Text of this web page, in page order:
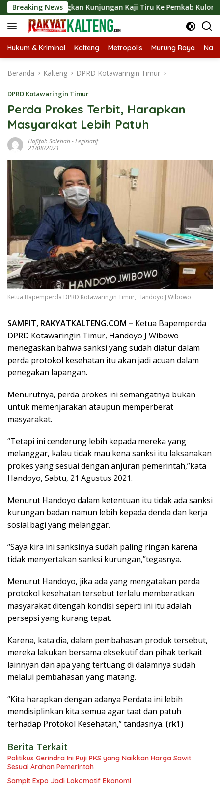
Langsung
ke
konten
Breaking News
Kunjungan Kaji Tiru Ke Pemkab Kulon Progo
Hukum & Kriminal Kalteng Metropolis Murung Raya
Beranda Kalteng DPRD Kotawaringin Timur
DPRD Kotawaringin Timur
Perda Prokes Terbit, Harapkan
Masyarakat Lebih Patuh
Hafifah Solehah -Legislatif
21/08/2021
Ketua Bapemperda DPRD Kotawaringin Timur, Handoyo J Wibowo
SAMPIT, RAKYATKALTENG.COM – Ketua Bapemperda
DPRD Kotawaringin Timur, Handoyo J Wibowo
menegaskan bahwa sanksi yang sudah diatur dalam
perda protokol kesehatan itu akan jadi acuan dalam
penegakan lapangan.
Menurutnya, perda prokes ini semangatnya bukan
untuk memenjarakan ataupun memperberat
masyarakat.
“Tetapi ini cenderung lebih kepada mereka yang
melanggar, kalau tidak mau kena sanksi itu laksanakan
prokes yang sesuai dengan anjuran pemerintah,”kata
Handoyo, Sabtu, 21 Agustus 2021.
Menurut Handoyo dalam ketentuan itu tidak ada sanksi
kurungan badan namun lebih kepada denda dan kerja
sosial.bagi yang melanggar.
“Saya kira ini sanksinya sudah paling ringan karena
tidak menyertakan sanksi kurungan,”tegasnya.
Menurut Handoyo, jika ada yang mengatakan perda
protokol kesehatan tersebut terlalu memberatkan
masyarakat ditengah kondisi seperti ini itu adalah
persepsi yang kurang tepat.
Karena, kata dia, dalam pembahasan produk tersebut,
mereka lakukan bersama eksekutif dan pihak terkait
lainnyan dan apa yang tertuang di dalamnya sudah
melalui pembahasan yang matang.
“Kita harapkan dengan adanya Perdata ini lebih
mendisiplinkan kita semua agar taat dan patuh
terhadap Protokol Kesehatan,” tandasnya. (rk1)
Berita Terkait
Politikus Gerindra Ini Puji PKS yang Naikkan Harga Sawit
Sesuai Arahan Pemerintah
Sampit Expo Jadi Lokomotif Ekonomi